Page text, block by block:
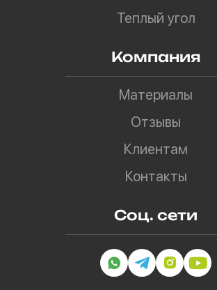
Теплый угол
Компания
Материалы
Отзывы
Клиентам
Контакты
Соц. сети